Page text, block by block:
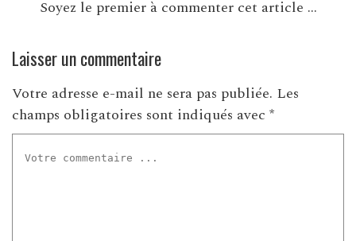
Soyez le premier à commenter cet article ...
Laisser un commentaire
Votre adresse e-mail ne sera pas publiée. Les
champs obligatoires sont indiqués avec *